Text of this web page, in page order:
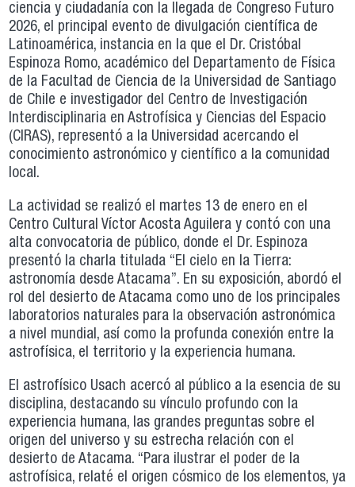
ciencia y ciudadanía con la llegada de Congreso Futuro
2026, el principal evento de divulgación científica de
Latinoamérica, instancia en la que el Dr. Cristóbal
Espinoza Romo, académico del Departamento de Física
de la Facultad de Ciencia de la Universidad de Santiago
de Chile e investigador del Centro de Investigación
Interdisciplinaria en Astrofísica y Ciencias del Espacio
(CIRAS), representó a la Universidad acercando el
conocimiento astronómico y científico a la comunidad
local.
La actividad se realizó el martes 13 de enero en el
Centro Cultural Víctor Acosta Aguilera y contó con una
alta convocatoria de público, donde el Dr. Espinoza
presentó la charla titulada “El cielo en la Tierra:
astronomía desde Atacama”. En su exposición, abordó el
rol del desierto de Atacama como uno de los principales
laboratorios naturales para la observación astronómica
a nivel mundial, así como la profunda conexión entre la
astrofísica, el territorio y la experiencia humana.
El astrofísico Usach acercó al público a la esencia de su
disciplina, destacando su vínculo profundo con la
experiencia humana, las grandes preguntas sobre el
origen del universo y su estrecha relación con el
desierto de Atacama. “Para ilustrar el poder de la
astrofísica, relaté el origen cósmico de los elementos, ya